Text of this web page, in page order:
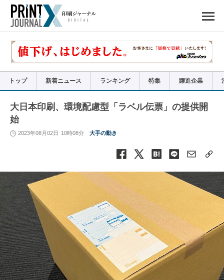
で
リ
トップ 新着ニュース ランキング 特集 躍進企業
大日本印刷、環境配慮型「ラベル伝票」の提供開
始
2023年08月02日 10時08分 大手の動き